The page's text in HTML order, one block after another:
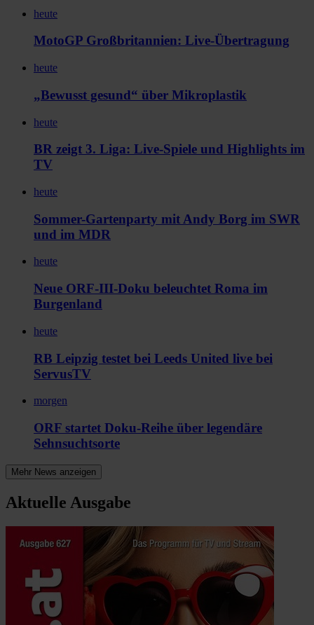
heute
MotoGP Großbritannien: Live-Übertragung
heute
„Bewusst gesund“ über Mikroplastik
heute
BR zeigt 3. Liga: Live-Spiele und Highlights im
TV
heute
Sommer-Gartenparty mit Andy Borg im SWR
und im MDR
heute
Neue ORF-III-Doku beleuchtet Roma im
Burgenland
heute
RB Leipzig testet bei Leeds United live bei
ServusTV
morgen
ORF startet Doku-Reihe über legendäre
Sehnsuchtsorte
Mehr News anzeigen
Aktuelle Ausgabe